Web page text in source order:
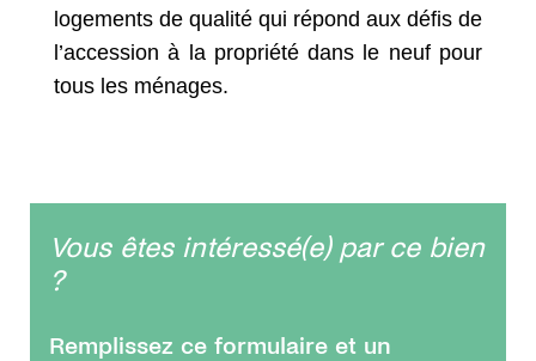
logements de qualité qui répond aux défis de
l’accession à la propriété dans le neuf pour
tous les ménages.
Vous êtes intéressé(e) par ce bien
?
Remplissez ce formulaire et un